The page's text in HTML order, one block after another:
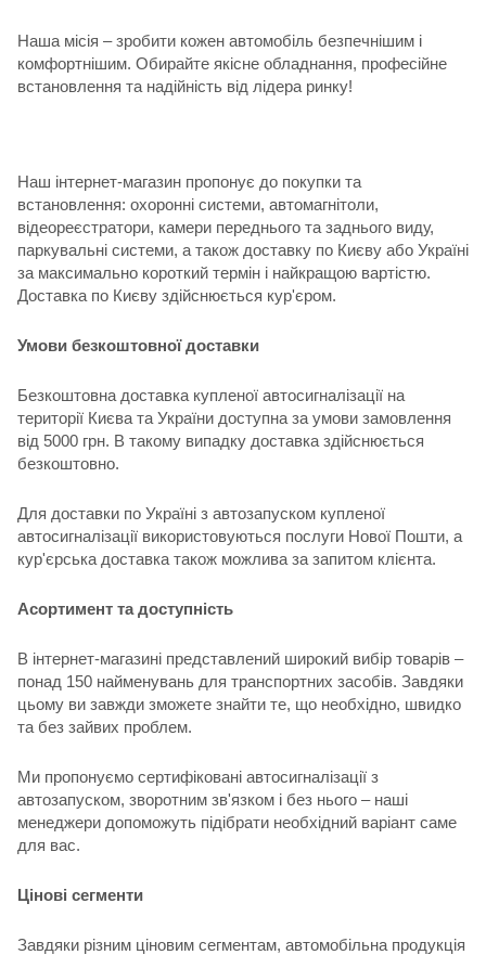
Наша місія – зробити кожен автомобіль безпечнішим і
комфортнішим. Обирайте якісне обладнання, професійне
встановлення та надійність від лідера ринку!
Наш інтернет-магазин пропонує до покупки та
встановлення: охоронні системи, автомагнітоли,
відеореєстратори, камери переднього та заднього виду,
паркувальні системи, а також доставку по Києву або Україні
за максимально короткий термін і найкращою вартістю.
Доставка по Києву здійснюється кур'єром.
Умови безкоштовної доставки
Безкоштовна доставка купленої автосигналізації на
території Києва та України доступна за умови замовлення
від 5000 грн. В такому випадку доставка здійснюється
безкоштовно.
Для доставки по Україні з автозапуском купленої
автосигналізації використовуються послуги Нової Пошти, а
кур'єрська доставка також можлива за запитом клієнта.
Асортимент та доступність
В інтернет-магазині представлений широкий вибір товарів –
понад 150 найменувань для транспортних засобів. Завдяки
цьому ви завжди зможете знайти те, що необхідно, швидко
та без зайвих проблем.
Ми пропонуємо сертифіковані автосигналізації з
автозапуском, зворотним зв'язком і без нього – наші
менеджери допоможуть підібрати необхідний варіант саме
для вас.
Цінові сегменти
Завдяки різним ціновим сегментам, автомобільна продукція